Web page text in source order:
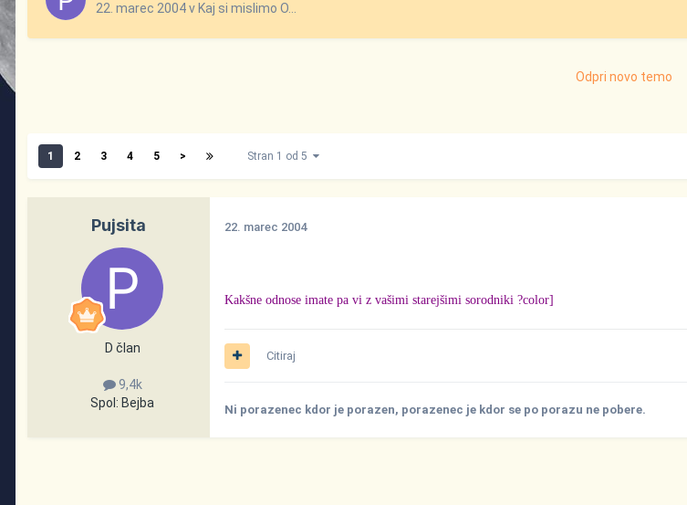
22. marec 2004v Kaj si mislimo O...
Odpri novo temo
1 2 3 4 5 > Stran 1 od 5
Pujsita
D član
9,4k
Spol: Bejba
22. marec 2004
Kakšne odnose imate pa vi z vašimi starejšimi sorodniki ?color]
Citiraj
Ni porazenec kdor je porazen, porazenec je kdor se po porazu ne pobere.